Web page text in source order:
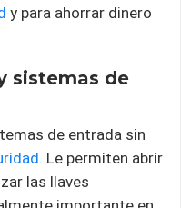
y para ahorrar dinero
sistemas de
de entrada sin
. Le permiten abrir
las llaves